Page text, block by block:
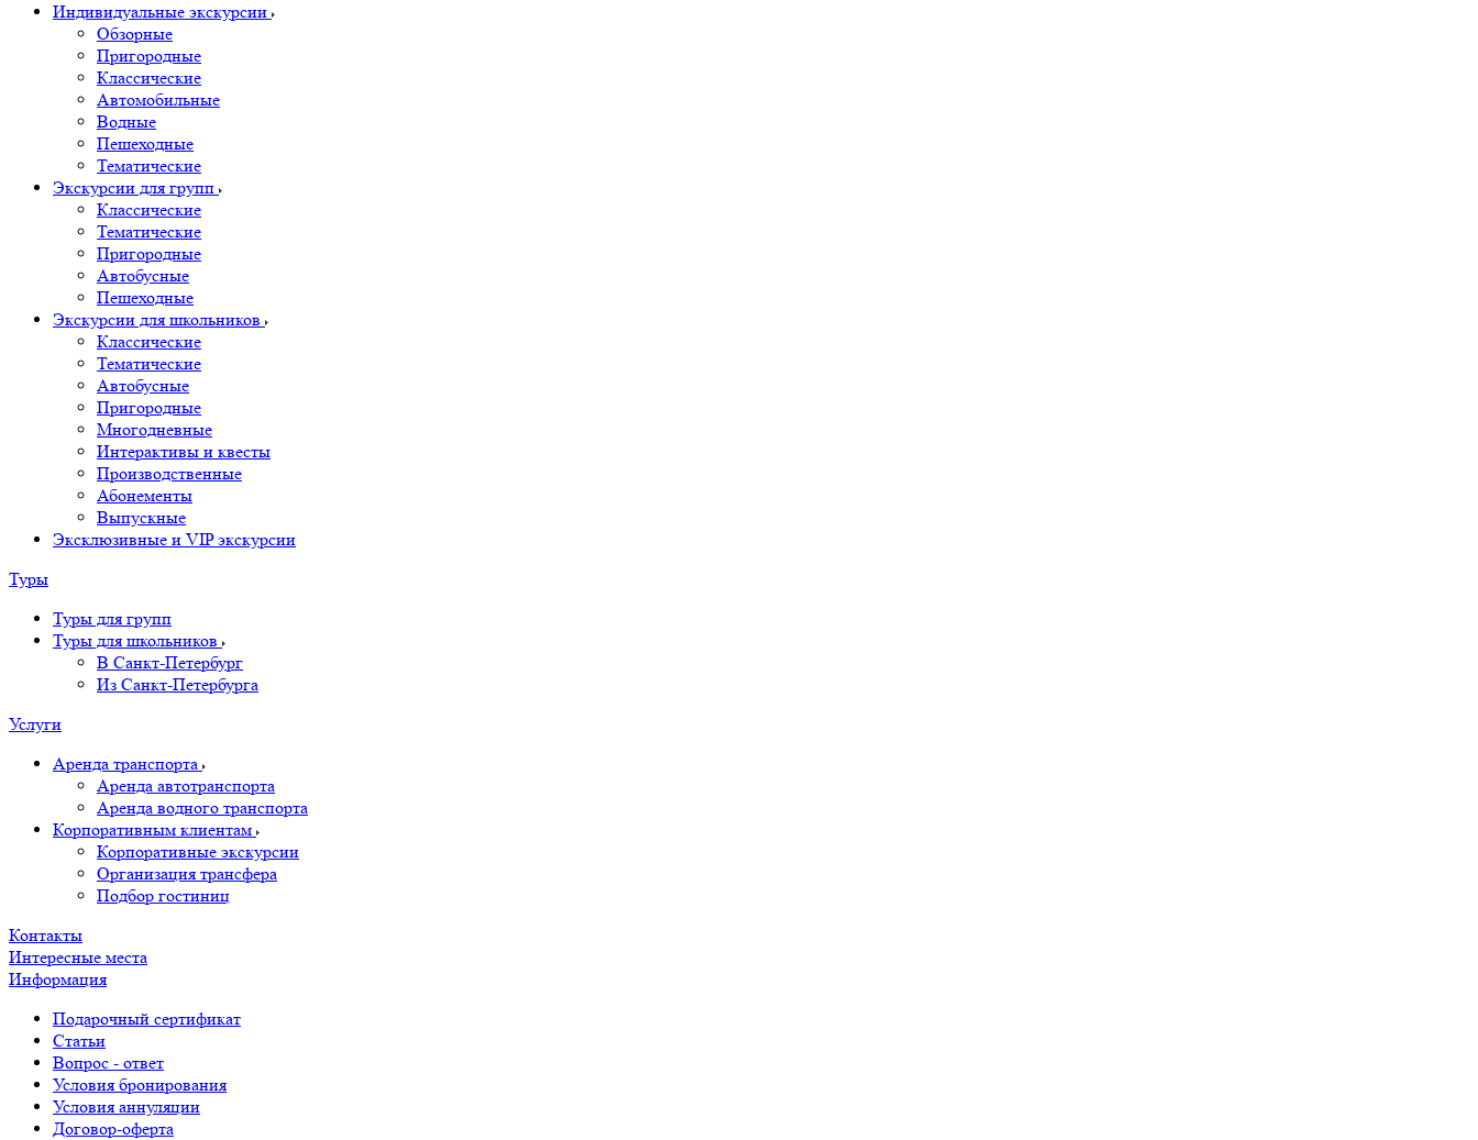
Индивидуальные экскурсии
Обзорные
Пригородные
Классические
Автомобильные
Водные
Пешеходные
Тематические
Экскурсии для групп
Классические
Тематические
Пригородные
Автобусные
Пешеходные
Экскурсии для школьников
Классические
Тематические
Автобусные
Пригородные
Многодневные
Интерактивы и квесты
Производственные
Абонементы
Выпускные
Эксклюзивные и VIP экскурсии
Туры
Туры для групп
Туры для школьников
В Санкт-Петербург
Из Санкт-Петербурга
Услуги
Аренда транспорта
Аренда автотранспорта
Аренда водного транспорта
Корпоративным клиентам
Корпоративные экскурсии
Организация трансфера
Подбор гостиниц
Контакты
Интересные места
Информация
Подарочный сертификат
Статьи
Вопрос - ответ
Условия бронирования
Условия аннуляции
Договор-оферта